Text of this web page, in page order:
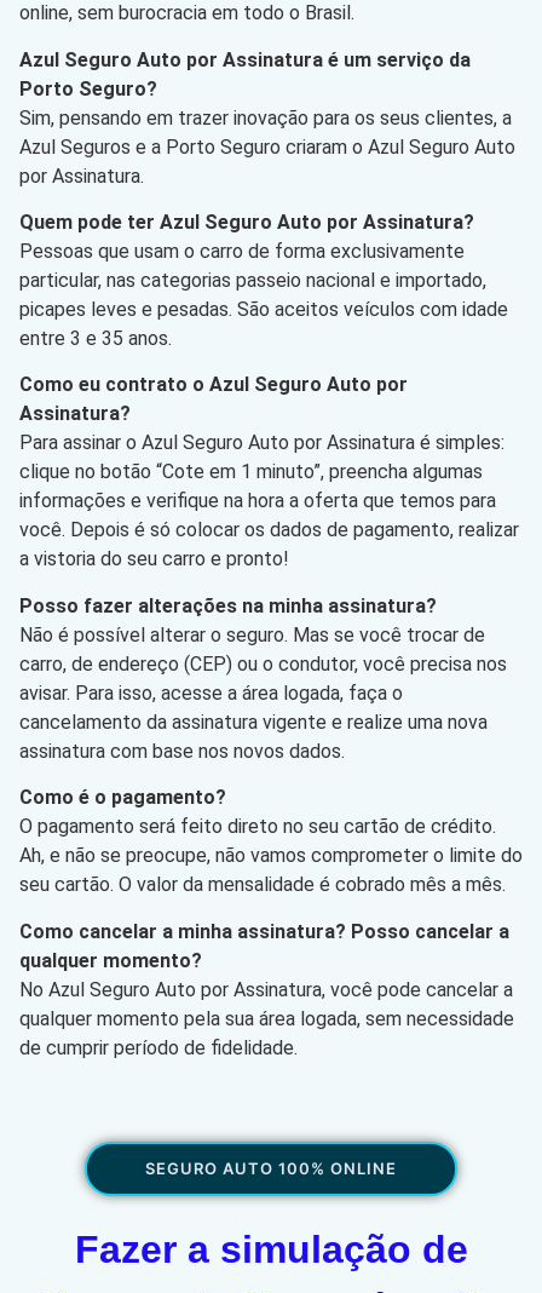
online, sem burocracia em todo o Brasil.
Azul Seguro Auto por Assinatura é um serviço da
Porto Seguro?
Sim, pensando em trazer inovação para os seus clientes, a
Azul Seguros e a Porto Seguro criaram o Azul Seguro Auto
por Assinatura.
Quem pode ter Azul Seguro Auto por Assinatura?
Pessoas que usam o carro de forma exclusivamente
particular, nas categorias passeio nacional e importado,
picapes leves e pesadas. São aceitos veículos com idade
entre 3 e 35 anos.
Como eu contrato o Azul Seguro Auto por
Assinatura?
Para assinar o Azul Seguro Auto por Assinatura é simples:
clique no botão “Cote em 1 minuto”, preencha algumas
informações e verifique na hora a oferta que temos para
você. Depois é só colocar os dados de pagamento, realizar
a vistoria do seu carro e pronto!
Posso fazer alterações na minha assinatura?
Não é possível alterar o seguro. Mas se você trocar de
carro, de endereço (CEP) ou o condutor, você precisa nos
avisar. Para isso, acesse a área logada, faça o
cancelamento da assinatura vigente e realize uma nova
assinatura com base nos novos dados.
Como é o pagamento?
O pagamento será feito direto no seu cartão de crédito.
Ah, e não se preocupe, não vamos comprometer o limite do
seu cartão. O valor da mensalidade é cobrado mês a mês.
Como cancelar a minha assinatura? Posso cancelar a
qualquer momento?
No Azul Seguro Auto por Assinatura, você pode cancelar a
qualquer momento pela sua área logada, sem necessidade
de cumprir período de fidelidade.
SEGURO AUTO 100% ONLINE
Fazer a simulação de